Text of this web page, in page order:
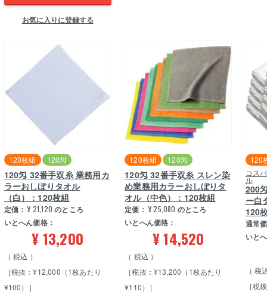
お気に入りに登録する
120枚組 120匁
120匁 32番手双糸 業務用カ
ラーおしぼりタオル
（白）：120枚組
定価： ¥ 21,120 のところ
いとへん価格：
¥13,200
税込
［税抜：¥12,000（1枚あたり
¥100）］
120枚組 120匁
120匁 32番手双糸 スレン染
め業務用カラーおしぼりタ
オル（中色）：120枚組
定価： ¥ 25,080 のところ
いとへん価格：
¥14,520
税込
［税抜：¥13,200（1枚あたり
¥110）］
120
コス
ル
200
ー白
120
通常
いと
税
［税